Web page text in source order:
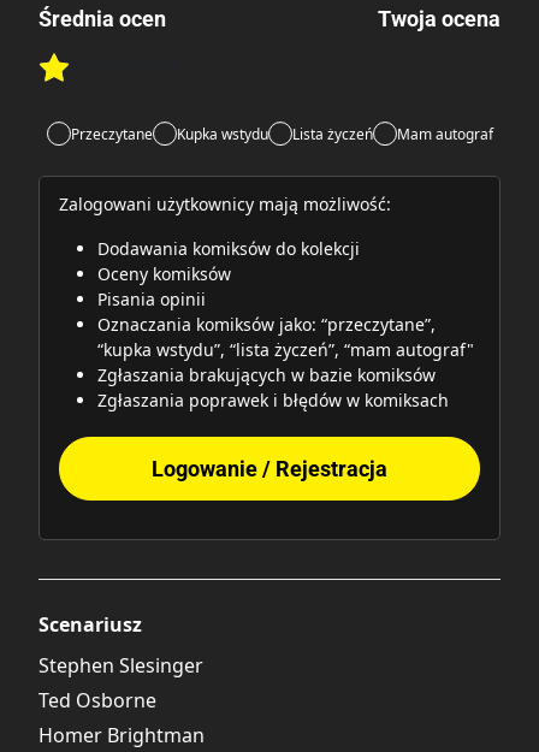
Średnia ocen
Rate this item:
Twoja ocena
Przeczytane Kupka wstydu Lista życzeń Mam autograf
Zalogowani użytkownicy mają możliwość:
Dodawania komiksów do kolekcji
Oceny komiksów
Pisania opinii
Oznaczania komiksów jako: “przeczytane”,
“kupka wstydu”, “lista życzeń”, “mam autograf"
Zgłaszania brakujących w bazie komiksów
Zgłaszania poprawek i błędów w komiksach
Logowanie / Rejestracja
Scenariusz
Stephen Slesinger
Ted Osborne
Homer Brightman